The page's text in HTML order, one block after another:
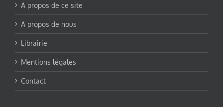
A propos de ce site
A propos de nous
Librairie
Mentions légales
Contact